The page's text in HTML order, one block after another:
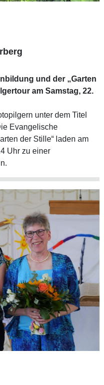
und der „Garten
am Samstag, 22.
unter dem Titel
Evangelische
der Stille“ laden am
Uhr zu einer